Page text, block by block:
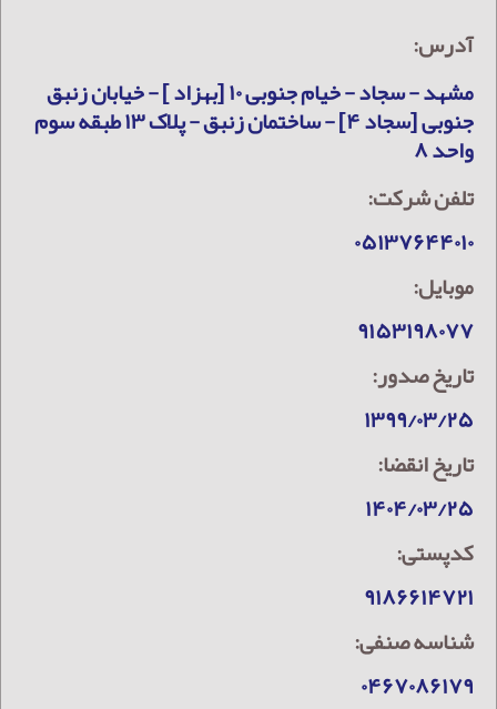
آدرس:
مشهد - سجاد - خیام جنوبی ۱۰ [بهزاد ] - خیابان زنبق
جنوبی [سجاد ۴] - ساختمان زنبق - پلاک ۱۳ طبقه سوم
واحد ۸
تلفن شرکت:
۰۵۱۳۷۶۴۴۰۱۰
موبایل:
۹۱۵۳۱۹۸۰۷۷
تاریخ صدور:
۱۳۹۹/۰۳/۲۵
تاریخ انقضا:
۱۴۰۴/۰۳/۲۵
کدپستی:
۹۱۸۶۶۱۴۷۲۱
شناسه صنفی:
۰۴۶۷۰۸۶۱۷۹